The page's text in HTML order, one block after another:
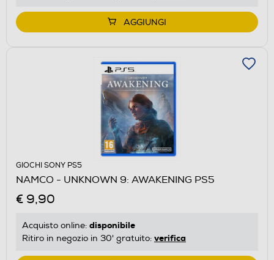
AGGIUNGI
GIOCHI SONY PS5
NAMCO - UNKNOWN 9: AWAKENING PS5
€ 9,90
Acquisto online: disponibile
Ritiro in negozio in 30' gratuito: verifica